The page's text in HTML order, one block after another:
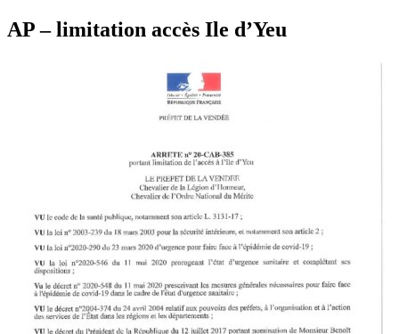
AP – limitation accès Ile d’Yeu